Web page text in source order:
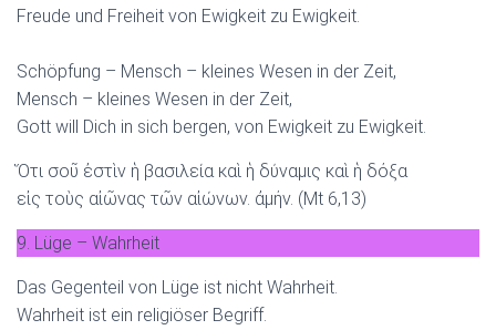
Freude und Freiheit von Ewigkeit zu Ewigkeit.
Schöpfung – Mensch – kleines Wesen in der Zeit,
Mensch – kleines Wesen in der Zeit,
Gott will Dich in sich bergen, von Ewigkeit zu Ewigkeit.
Ὅτι σοῦ ἐστὶν ἡ βασιλεία καὶ ἡ δύναμις καὶ ἡ δόξα
εἰς τοὺς αἰῶνας τῶν αἰώνων. ἀμήν. (Mt 6,13)
9. Lüge – Wahrheit
Das Gegenteil von Lüge ist nicht Wahrheit.
Wahrheit ist ein religiöser Begriff.